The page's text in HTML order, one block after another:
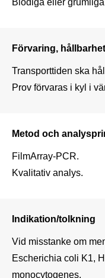
Förvaring,
Transporttiden ska
Prov förvaras i kyl i
Metod och
FilmArray-PCR.
Kvalitativ analys.
Indikation/tolkning
Vid misstanke om
Escherichia coli K1,
monocytogenes,